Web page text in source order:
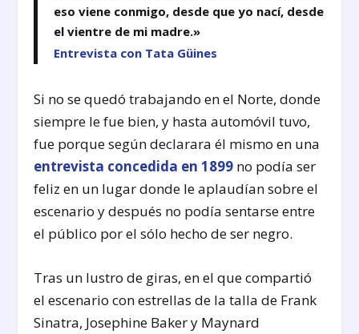
eso viene conmigo, desde que yo nací, desde
el vientre de mi madre.»
Entrevista con Tata Güines
Si no se quedó trabajando en el Norte, donde
siempre le fue bien, y hasta automóvil tuvo,
fue porque según declarara él mismo en una
entrevista concedida en 1899 no podía ser
feliz en un lugar donde le aplaudían sobre el
escenario y después no podía sentarse entre
el público por el sólo hecho de ser negro.
Tras un lustro de giras, en el que compartió
el escenario con estrellas de la talla de Frank
Sinatra, Josephine Baker y Maynard